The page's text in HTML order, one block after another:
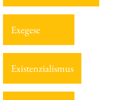
Exegese
Existenzialismus